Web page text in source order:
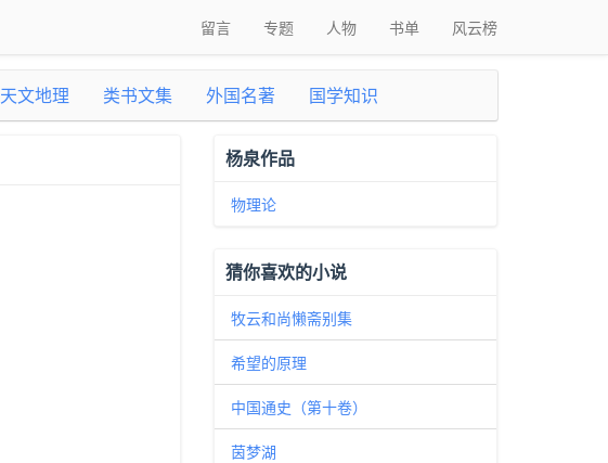
留言 专题 人物 书单 风云榜
天文地理 类书文集 外国名著 国学知识
杨泉作品
物理论
猜你喜欢的小说
牧云和尚懒斋别集
希望的原理
中国通史（第十卷）
茵梦湖